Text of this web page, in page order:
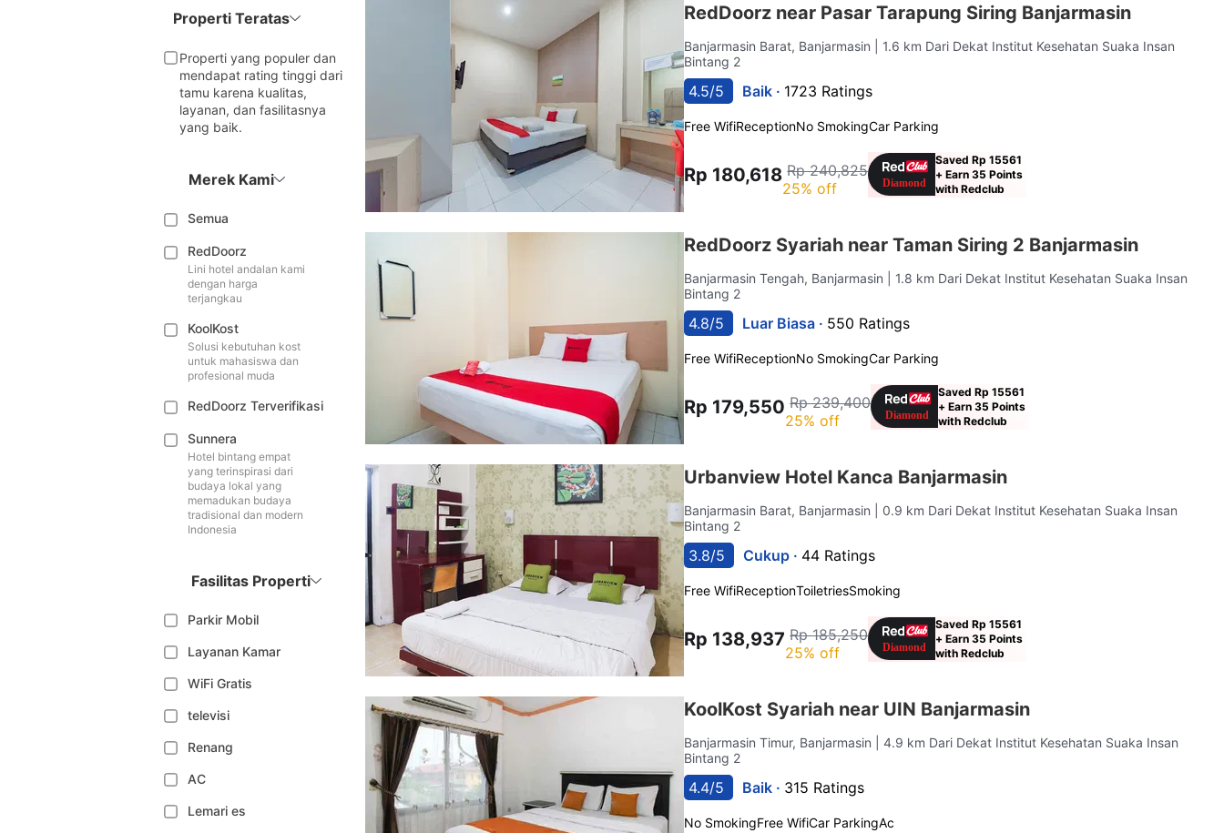
Properti Teratas
Properti yang populer dan
mendapat rating tinggi dari
tamu karena kualitas,
layanan, dan fasilitasnya
yang baik.
Merek Kami
Semua
RedDoorz
Lini hotel andalan kami
dengan harga
terjangkau
KoolKost
Solusi kebutuhan kost
untuk mahasiswa dan
profesional muda
RedDoorz Terverifikasi
Sunnera
Hotel bintang empat
yang terinspirasi dari
budaya lokal yang
memadukan budaya
tradisional dan modern
Indonesia
Fasilitas Properti
Parkir Mobil
Layanan Kamar
WiFi Gratis
televisi
Renang
AC
Lemari es
RedDoorz near Pasar Tarapung Siring Banjarmasin
Banjarmasin Barat, Banjarmasin
| 1.6 km Dari Dekat Institut Kesehatan Suaka Insan
Bintang 2
4.5/5 Baik · 1723 Ratings
Free WifiReceptionNo SmokingCar Parking
Rp 180,618 Rp 240,825
25% off
Saved Rp 15561
+ Earn 35 Points
with Redclub
RedDoorz Syariah near Taman Siring 2 Banjarmasin
Banjarmasin Tengah, Banjarmasin
| 1.8 km Dari Dekat Institut Kesehatan Suaka Insan
Bintang 2
4.8/5 Luar Biasa · 550 Ratings
Free WifiReceptionNo SmokingCar Parking
Rp 179,550 Rp 239,400
25% off
Saved Rp 15561
+ Earn 35 Points
with Redclub
Urbanview Hotel Kanca Banjarmasin
Banjarmasin Barat, Banjarmasin
| 0.9 km Dari Dekat Institut Kesehatan Suaka Insan
Bintang 2
3.8/5 Cukup · 44 Ratings
Free WifiReceptionToiletriesSmoking
Rp 138,937 Rp 185,250
25% off
Saved Rp 15561
+ Earn 35 Points
with Redclub
KoolKost Syariah near UIN Banjarmasin
Banjarmasin Timur, Banjarmasin
| 4.9 km Dari Dekat Institut Kesehatan Suaka Insan
Bintang 2
4.4/5 Baik · 315 Ratings
No SmokingFree WifiCar ParkingAc